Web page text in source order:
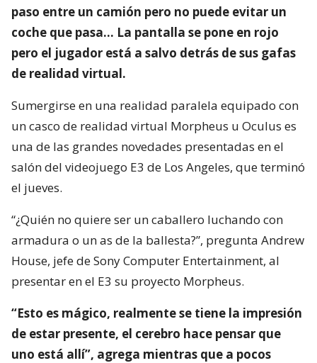
paso entre un camión pero no puede evitar un
coche que pasa… La pantalla se pone en rojo
pero el jugador está a salvo detrás de sus gafas
de realidad virtual.
Sumergirse en una realidad paralela equipado con
un casco de realidad virtual Morpheus u Oculus es
una de las grandes novedades presentadas en el
salón del videojuego E3 de Los Angeles, que terminó
el jueves.
“¿Quién no quiere ser un caballero luchando con
armadura o un as de la ballesta?”, pregunta Andrew
House, jefe de Sony Computer Entertainment, al
presentar en el E3 su proyecto Morpheus.
“Esto es mágico, realmente se tiene la impresión
de estar presente, el cerebro hace pensar que
uno está allí”, agrega mientras que a pocos